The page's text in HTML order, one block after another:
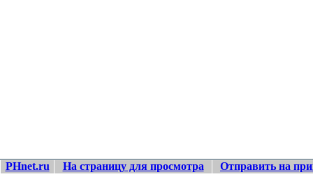
PHnet.ru На страницу для просмотра Отправить на